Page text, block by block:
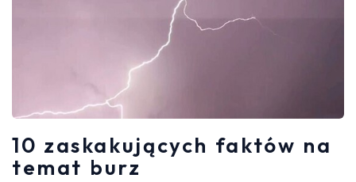
10 zaskakujących faktów na
temat burz